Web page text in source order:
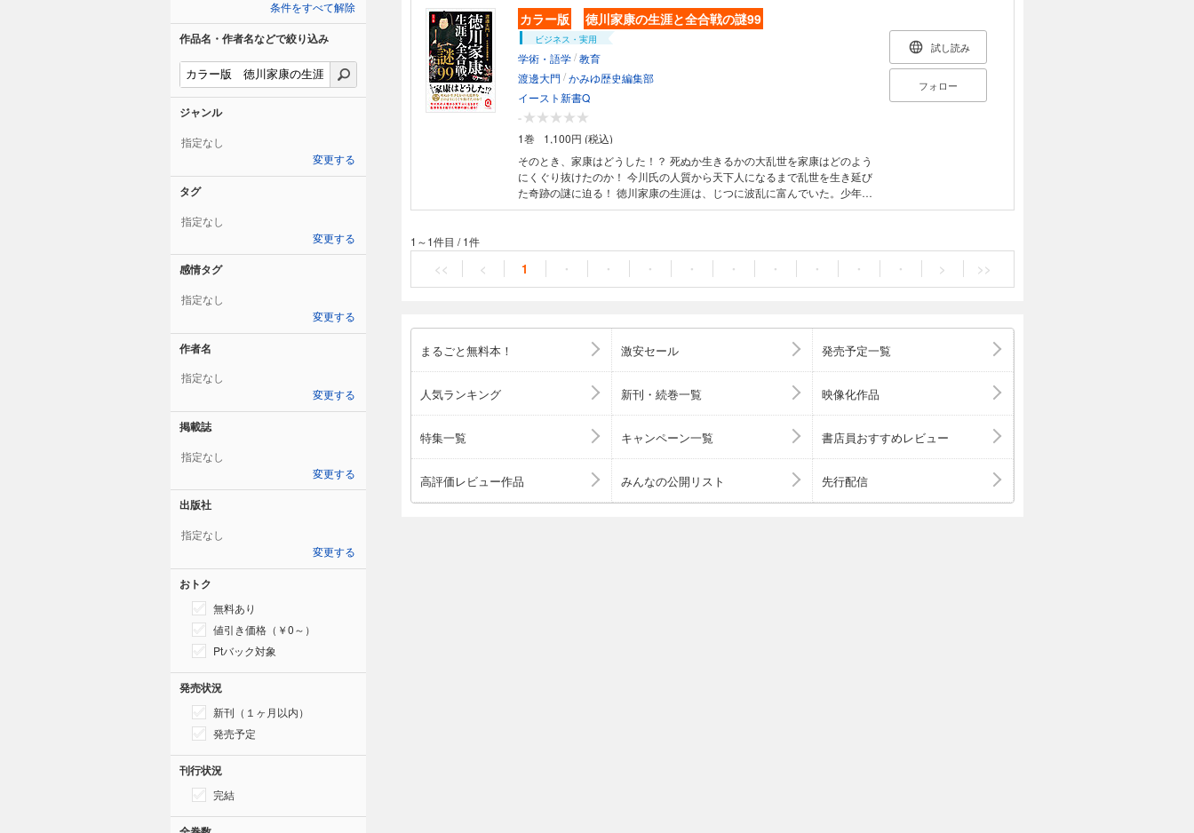
カラー版 徳川家康の生涯と全合戦の謎99
ビジネス・実用
学術・語学/教育
渡邊大門 /かみゆ歴史編集部
イースト新書Q
-
1巻
1,100円 (税込)
そのとき、家康はどうした！？ 死ぬか生きるかの大乱世を家康はどのよう
にくぐり抜けたのか！ 今川氏の人質から天下人になるまで乱世を生き延び
た奇跡の謎に迫る！ 徳川家康の生涯は、じつに波乱に富んでいた。少年時
は今川義元の人質になり、その後は織田信長、豊臣秀吉という天下人に仕
の「有名なあの話」も、じつは誤りだったということが珍しくない。本書
では、そんな家康にまつわる99の謎を取り上げ、かかわった合戦と豊富な
エピソードをカラービジュアル・図解で解説する。 【目次】 1章 戦国大
知っているようで知らない家康の素顔
試し読み
フォロー
1～1件目 /1件
<< < 1 ・ ・ ・ ・ ・ ・ ・ ・ ・ > >>
まるごと無料本！ 激安セール 発売予定一覧
人気ランキング 新刊・続巻一覧 映像化作品
特集一覧 キャンペーン一覧 書店員おすすめレビュー
高評価レビュー作品 みんなの公開リスト 先行配信
条件をすべて解除
作品名・作者名などで絞り込み
ジャンル
指定なし
変更する
タグ
指定なし
変更する
感情タグ
指定なし
変更する
作者名
指定なし
変更する
掲載誌
指定なし
変更する
出版社
指定なし
変更する
おトク
無料あり
値引き価格（￥0～）
Ptバック対象
発売状況
新刊（１ヶ月以内）
発売予定
刊行状況
完結